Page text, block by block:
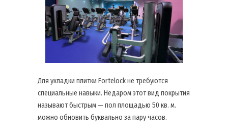
Для укладки плитки Fortelock не требуются
специальные навыки. Недаром этот вид покрытия
называют быстрым — пол площадью 50 кв. м.
можно обновить буквально за пару часов.